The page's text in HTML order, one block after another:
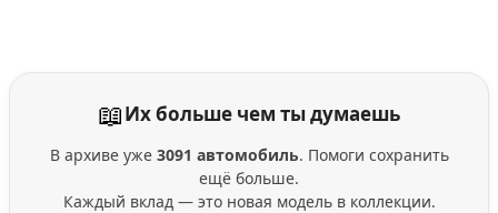
📖Их больше чем ты думаешь
В архиве уже 3091 автомобиль. Помоги сохранить
ещё больше.
Каждый вклад — это новая модель в коллекции.